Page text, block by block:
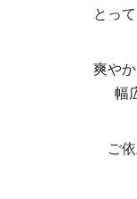
とっ
爽や
幅
ご